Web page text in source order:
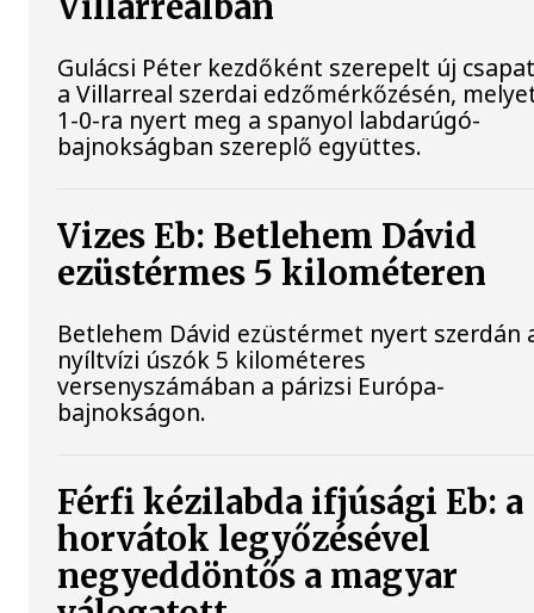
Gulácsi Péter kezdőként szerepelt új
a Villarreal szerdai edzőmérkőzésén,
1-0-ra nyert meg a spanyol labdarúgó-
bajnokságban szereplő együttes.
Vizes Eb: Betlehem Dávid
ezüstérmes 5 kilométeren
Betlehem Dávid ezüstérmet nyert szerdán
nyíltvízi úszók 5 kilométeres
versenyszámában a párizsi Európa-
bajnokságon.
Férfi kézilabda ifjúsági Eb: a
horvátok legyőzésével
negyeddöntős a magyar